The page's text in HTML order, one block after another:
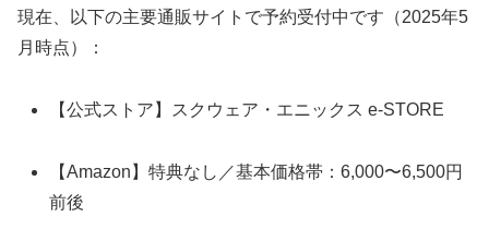
現在、以下の主要通販サイトで予約受付中です（2025年5
月時点）：
【公式ストア】スクウェア・エニックス e-STORE
【Amazon】特典なし／基本価格帯：6,000〜6,500円
前後